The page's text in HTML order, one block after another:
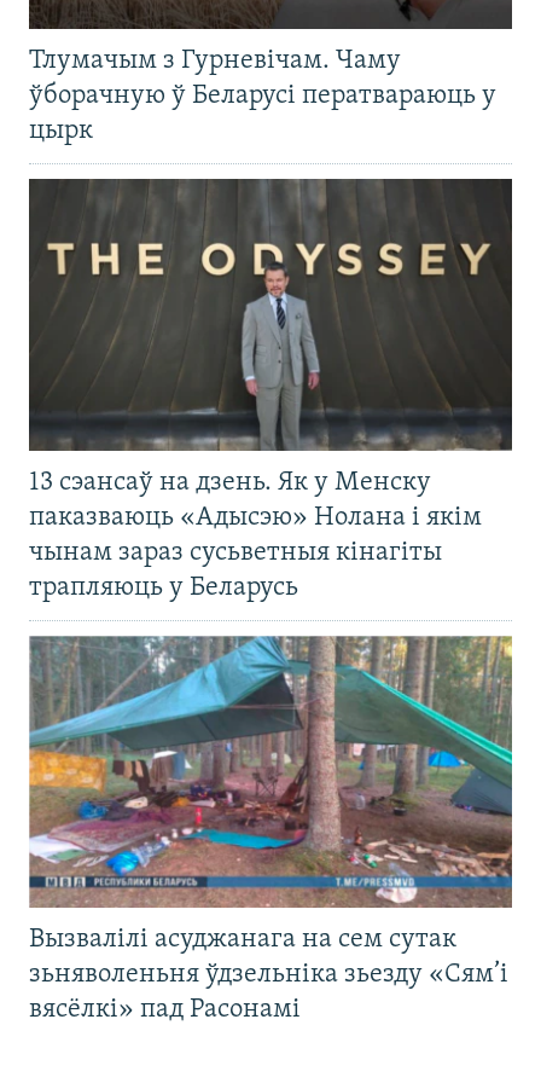
Тлумачым з Гурневічам. Чаму
ўборачную ў Беларусі ператвараюць у
цырк
13 сэансаў на дзень. Як у Менску
паказваюць «Адысэю» Нолана і якім
чынам зараз сусьветныя кінагіты
трапляюць у Беларусь
Вызвалілі асуджанага на сем сутак
зьняволеньня ўдзельніка зьезду «Сям’і
вясёлкі» пад Расонамі